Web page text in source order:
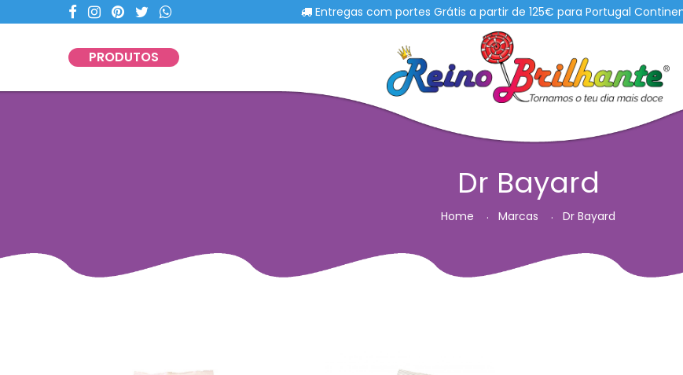
Entregas com portes Grátis a partir de 125€ para Portugal Continental
PRODUTOS
Dr Bayard
Home Marcas Dr Bayard